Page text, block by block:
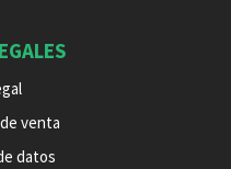
venta
datos